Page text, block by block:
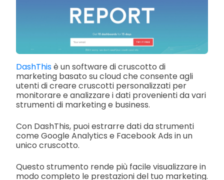
DashThisè un software di cruscotto di
marketing basato su cloud che consente agli
utenti di creare cruscotti personalizzati per
monitorare e analizzare i dati provenienti da vari
strumenti di marketing e business.
Con DashThis, puoi estrarre dati da strumenti
come Google Analytics e Facebook Ads in un
unico cruscotto.
Questo strumento rende più facile visualizzare in
modo completo le prestazioni del tuo marketing.